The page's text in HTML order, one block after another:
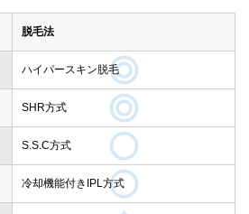
脱毛法
ハイパースキン脱毛
SHR方式
S.S.C方式
冷却機能付きIPL方式